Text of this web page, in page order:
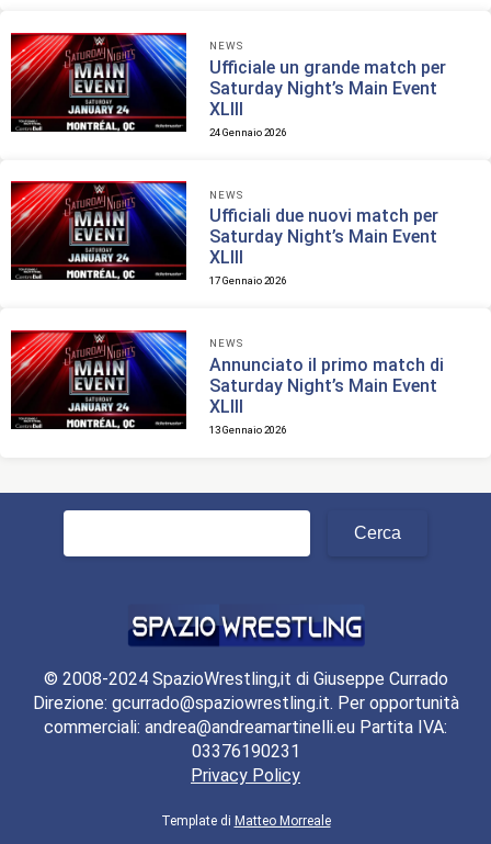
NEWS
Ufficiale un grande match per
Saturday Night’s Main Event
XLIII
24 Gennaio 2026
NEWS
Ufficiali due nuovi match per
Saturday Night’s Main Event
XLIII
17 Gennaio 2026
NEWS
Annunciato il primo match di
Saturday Night’s Main Event
XLIII
13 Gennaio 2026
© 2008-2024 SpazioWrestling,it di Giuseppe Currado
Direzione: gcurrado@spaziowrestling.it. Per opportunità
commerciali: andrea@andreamartinelli.eu Partita IVA:
03376190231
Privacy Policy
Template di Matteo Morreale